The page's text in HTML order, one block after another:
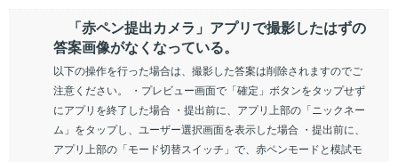
「赤ペン提出カメラ」アプリで撮影したはずの
答案画像がなくなっている。
以下の操作を行った場合は、撮影した答案は削除されますのでご
注意ください。 ・プレビュー画面で「確定」ボタンをタップせず
にアプリを終了した場合 ・提出前に、アプリ上部の「ニックネー
ム」をタップし、ユーザー選択画面を表示した場合 ・提出前に、
アプリ上部の「モード切替スイッチ」で、赤ペンモードと模試モ